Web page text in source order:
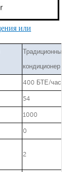
или
Традиционный
кондиционер
400 БТЕ/час
54
1000
0
2